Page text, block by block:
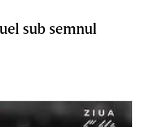
sub semnul